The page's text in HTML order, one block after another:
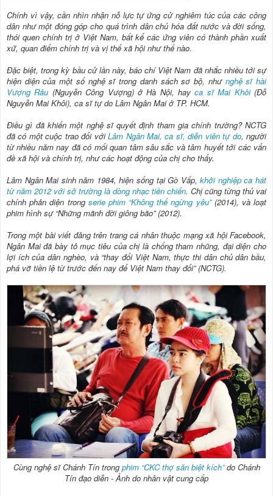
Chính vì vậy, cần nhìn nhận nỗ lực tự ứng cử nghiêm túc của các công
dân như một đóng góp cho quá trình dân chủ hóa đất nước và đời sống,
thói quen chính trị ở Việt Nam, bất kể các ứng viên có thành phần xuất
xứ, quan điểm chính trị và vị thế xã hội như thế nào.
Đặc biệt, trong kỳ bầu cử lần này, báo chí Việt Nam đã nhắc nhiều tới sự
hiện diện của một số nghệ sĩ trong danh sách sơ bộ, như nghệ sĩ hài
Vượng Râu (Nguyễn Công Vượng) ở Hà Nội, hayca sĩ Mai Khôi(Đỗ
Nguyễn Mai Khôi), ca sĩ tự do Lâm Ngân Mai ở TP. HCM.
Điều gì đã khiến một nghệ sĩ quyết định tham gia chính trường? NCTG
đã có một cuộc trao đổi vớiLâm Ngân Mai, ca sĩ, diễn viên tự do, người
từ nhiều năm nay đã có mối quan tâm sâu sắc và tâm huyết tới các vấn
đề xã hội và chính trị, như các hoạt động của chị cho thấy.
Lâm Ngân Mai sinh năm 1984, hiện sống tại Gò Vấp,khởi nghiệp ca hát
từ năm 2012 với sở trường là dòng nhạc tiền chiến. Chị cũng từng thủ vai
chính phản diện trong serie phim “Không thể ngừng yêu”(2014), và loạt
phim hình sự “Những mãnh đời giông bão” (2012).
Trong một bài viết đăng trên trang cá nhân thuộc mạng xã hội Facebook,
Ngân Mai đã bày tỏ mục tiêu của chị là chống tham nhũng, đại diện cho
lợi ích của dân nghèo, và “thay đổi Việt Nam, thực thi dân chủ dân bầu,
phá vỡ tiền lệ từ trước đến nay để Việt Nam thay đổi” (NCTG).
Cùng nghệ sĩ Chánh Tín trong phim “CKC thợ săn biệt kích”do Chánh
Tín đạo diễn - Ảnh do nhân vật cung cấp